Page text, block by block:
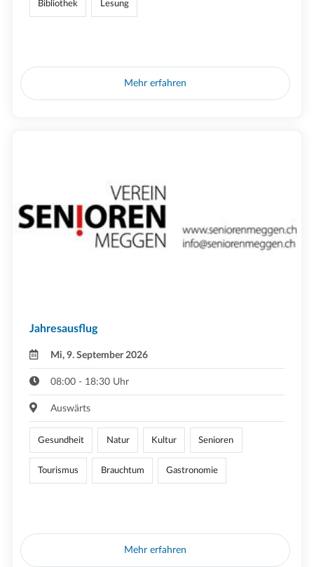
Bibliothek Lesung
Mehr erfahren
Jahresausflug
Mi, 9. September 2026
08:00 - 18:30 Uhr
Auswärts
Gesundheit Natur Kultur Senioren
Tourismus Brauchtum Gastronomie
Mehr erfahren